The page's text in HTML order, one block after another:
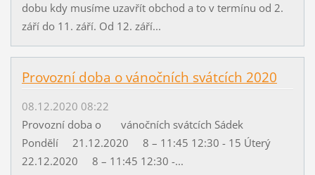
dobu kdy musíme uzavřít obchod a to v termínu od 2.
září do 11. září. Od 12. září...
Provozní doba o vánočních svátcích 2020
08.12.2020 08:22
Provozní doba o vánočních svátcích Sádek
Pondělí 21.12.2020 8 – 11:45 12:30 - 15 Úterý
22.12.2020 8 – 11:45 12:30 -...